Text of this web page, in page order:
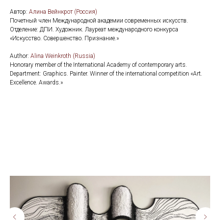
Автор: Алина Вейнкрот (Россия)
Почетный член Международной академии современных искусств.
Отделение: ДПИ. Художник. Лауреат международного конкурса
«Искусство. Совершенство. Признание.»
Author: Alina Weinkroth (Russia)
Honorary member of the International Academy of contemporary arts.
Department: Graphics. Painter. Winner of the international competition «Art.
Excellence. Awards.»